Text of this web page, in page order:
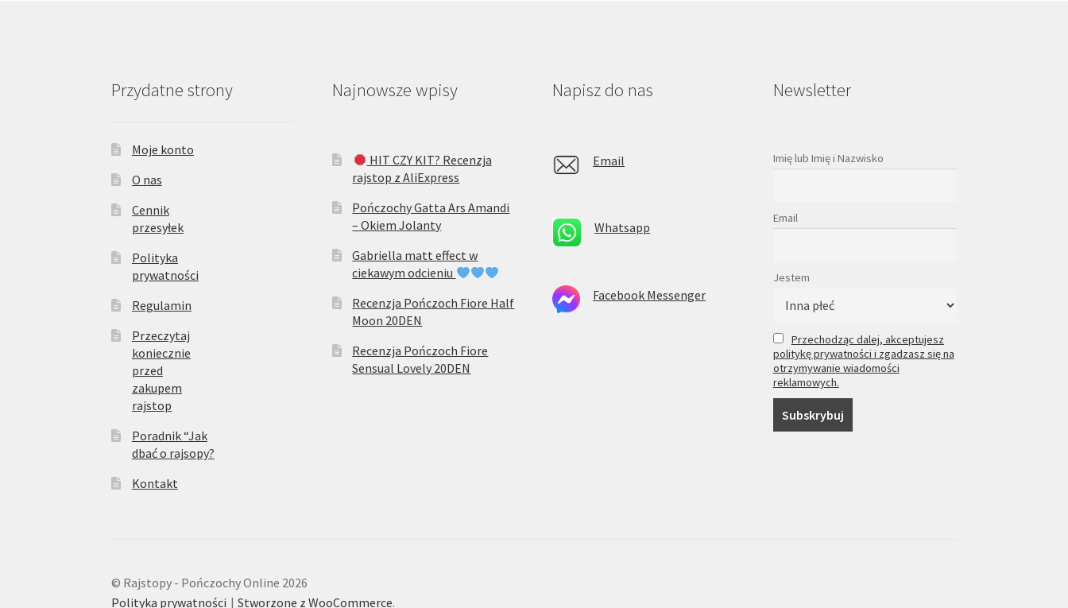
Przydatne strony
Moje konto
O nas
Cennik
przesyłek
Polityka
prywatności
Regulamin
Przeczytaj
koniecznie
przed
zakupem
rajstop
Poradnik “Jak
dbać o rajsopy?
Kontakt
Najnowsze wpisy
HIT CZY KIT? Recenzja
rajstop z AliExpress
Pończochy Gatta Ars Amandi
– Okiem Jolanty
Gabriella matt effect w
ciekawym odcieniu
Recenzja Pończoch Fiore Half
Moon 20DEN
Recenzja Pończoch Fiore
Sensual Lovely 20DEN
Napisz do nas
Email
Whatsapp
Facebook Messenger
Newsletter
Imię lub Imię i Nazwisko
Email
Jestem
Przechodząc dalej, akceptujesz
politykę prywatności i zgadzasz się na
otrzymywanie wiadomości
reklamowych.
© Rajstopy - Pończochy Online 2026
Polityka prywatności
Stworzone z WooCommerce.